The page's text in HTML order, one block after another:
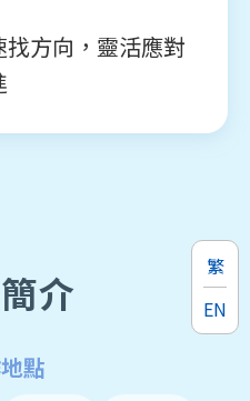
方向，靈活應對
介
點
繁
EN